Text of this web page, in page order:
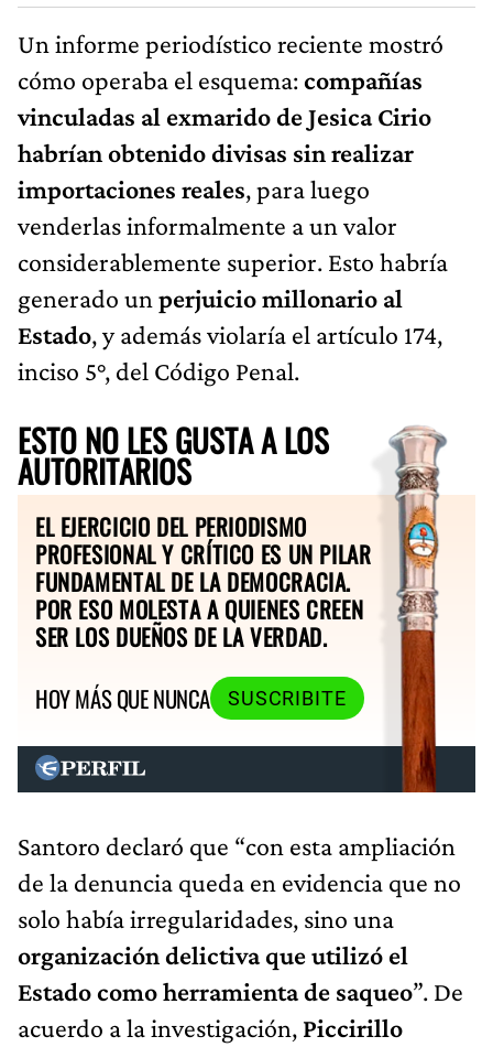
Un informe periodístico reciente mostró
cómo operaba el esquema:compañías
vinculadas al exmarido de Jesica Cirio
habrían obtenido divisas sin realizar
importaciones reales, para luego
venderlas informalmente a un valor
considerablemente superior. Esto habría
generado un perjuicio millonario al
Estado, y además violaría el artículo 174,
inciso 5°, del Código Penal.
ESTO NO LES GUSTA A LOS
AUTORITARIOS
EL EJERCICIO DEL PERIODISMO
PROFESIONAL Y CRÍTICO ES UN PILAR
FUNDAMENTAL DE LA DEMOCRACIA.
POR ESO MOLESTA A QUIENES CREEN
SER LOS DUEÑOS DE LA VERDAD.
HOY MÁS QUE NUNCA
SUSCRIBITE
Santoro declaró que “con esta ampliación
de la denuncia queda en evidencia que no
solo había irregularidades, sino una
organización delictiva que utilizó el
Estado como herramienta de saqueo”. De
acuerdo a la investigación, Piccirillo